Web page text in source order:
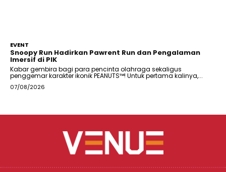
EVENT
Snoopy Run Hadirkan Pawrent Run dan Pengalaman
Imersif di PIK
Kabar gembira bagi para pencinta olahraga sekaligus
penggemar karakter ikonik PEANUTS™! Untuk pertama kalinya,...
07/08/2026